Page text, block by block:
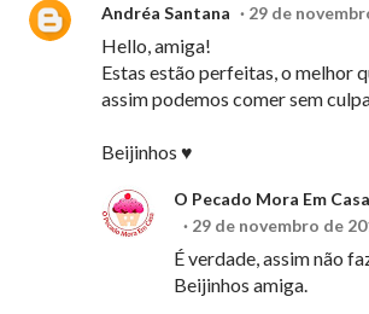
Andréa Santana 29 de
Hello, amiga!
Estas estão perfeitas, o melhor
assim podemos comer sem
Beijinhos ♥
O Pecado Mora Em Casa
29 de novembro de
É verdade, assim não
Beijinhos amiga.